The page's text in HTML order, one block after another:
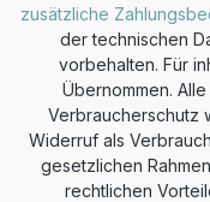
zusätzliche
der technischen
vorbehalten. Für
Übernommen.
Verbraucherschutz
Widerruf als
gesetzlichen
rechtlichen